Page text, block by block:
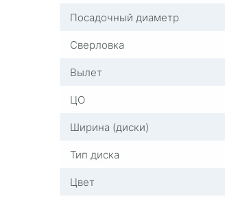
Посадочный диаметр
Сверловка
Вылет
ЦО
Ширина (диски)
Тип диска
Цвет